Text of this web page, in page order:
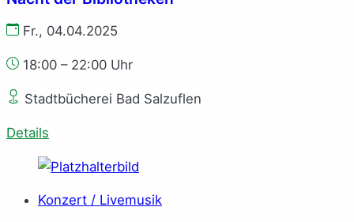
Fr., 04.04.2025
18:00 – 22:00 Uhr
Stadtbücherei Bad Salzuflen
Details
Konzert / Livemusik